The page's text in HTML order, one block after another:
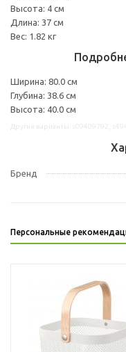
Высота: 4 см
Длина: 37 см
Вес: 1.82 кг
Ширина: 80.0 см
Глубина: 38.6 см
Высота: 40.0 см
Бренд
Персональные